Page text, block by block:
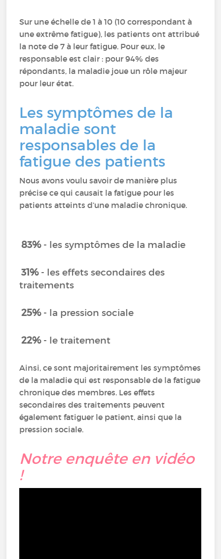
Sur une échelle de 1 à 10 (10 correspondant à
une extrême fatigue), les patients ont attribué
la note de 7 à leur fatigue. Pour eux, le
responsable est clair : pour 94% des
répondants, la maladie joue un rôle majeur
pour leur état.
Les symptômes de la
maladie sont
responsables de la
fatigue des patients
Nous avons voulu savoir de manière plus
précise ce qui causait la fatigue pour les
patients atteints d’une maladie chronique.
83%- les symptômes de la maladie
31%- les effets secondaires des
traitements
25%- la pression sociale
22%- le traitement
Ainsi, ce sont majoritairement les symptômes
de la maladie qui est responsable de la fatigue
chronique des membres. Les effets
secondaires des traitements peuvent
également fatiguer le patient, ainsi que la
pression sociale.
Notre enquête en vidéo
!